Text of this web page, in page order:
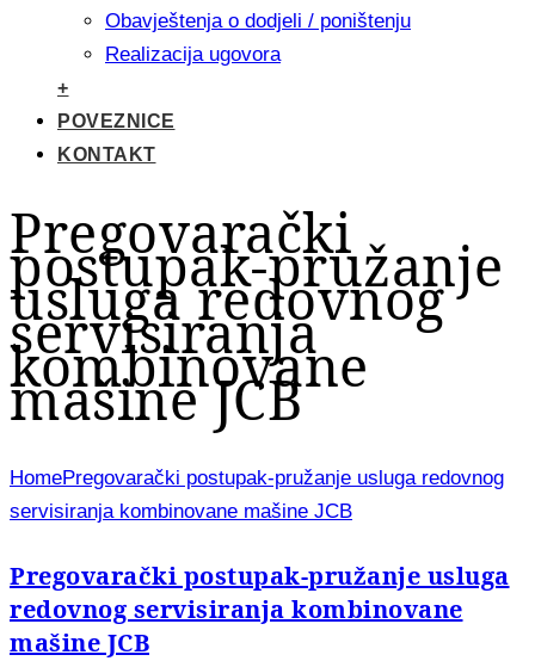
Obavještenja o dodjeli / poništenju
Realizacija ugovora
+
POVEZNICE
KONTAKT
Pregovarački
postupak-pružanje
usluga redovnog
servisiranja
kombinovane
mašine JCB
HomePregovarački postupak-pružanje usluga redovnog
servisiranja kombinovane mašine JCB
Pregovarački postupak-pružanje usluga
redovnog servisiranja kombinovane
mašine JCB